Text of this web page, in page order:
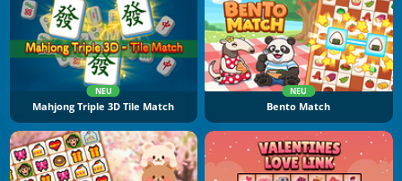
NEU
Mahjong Triple 3D Tile Match
NEU
Bento Match